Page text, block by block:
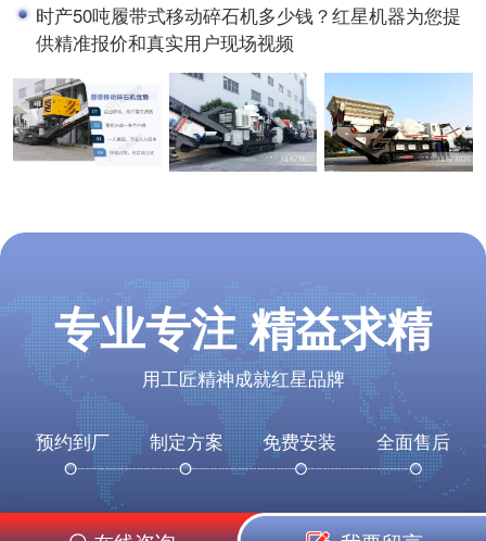
时产50吨履带式移动碎石机多少钱？红星机器为您提
供精准报价和真实用户现场视频
专业专注 精益求精
用工匠精神成就红星品牌
预约到厂 制定方案 免费安装 全面售后